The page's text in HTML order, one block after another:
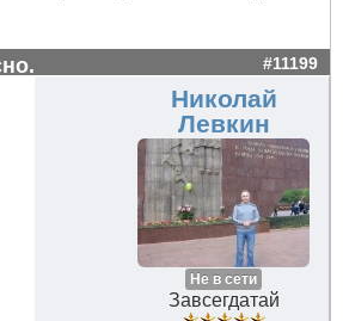
#11199
Николай
Левкин
Не в сети
Завсегдатай